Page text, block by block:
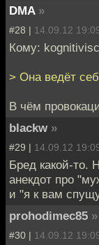
DMA »
#28 | 14.09.12
Кому:
> Она ведёт
В чём
blackw »
#29 | 14.09.12
Бред какой-то.
анекдот про
и "я к вам
prohodimec85 »
#30 | 14.09.12